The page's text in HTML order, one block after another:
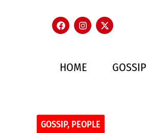
HOME GOSSIP
GOSSIP, PEOPLE